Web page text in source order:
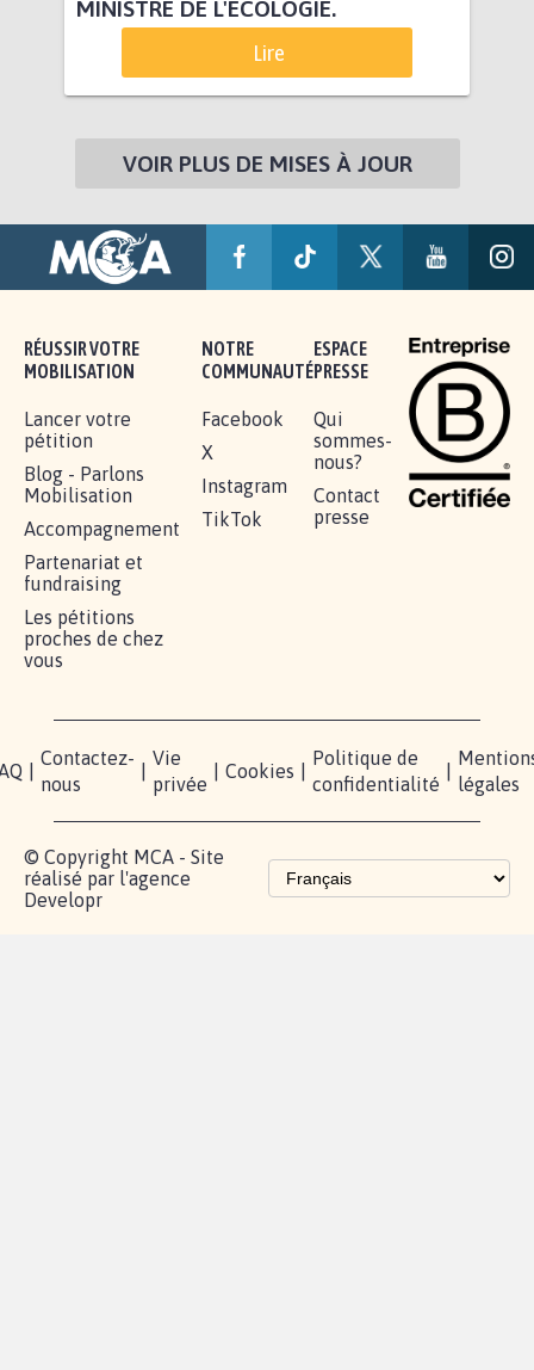
MINISTRE DE L'ÉCOLOGIE.
Lire
VOIR PLUS DE MISES À JOUR
RÉUSSIR VOTRE
MOBILISATION
Lancer votre
pétition
Blog - Parlons
Mobilisation
Accompagnement
Partenariat et
fundraising
Les pétitions
proches de chez
vous
NOTRE
COMMUNAUTÉ
Facebook
X
Instagram
TikTok
ESPACE
PRESSE
Qui
sommes-
nous?
Contact
presse
Contactez-
nous
Vie
privée
Cookies
Politique de
confidentialité
légales
© Copyright MCA - Site
réalisé par l'agence
Developr